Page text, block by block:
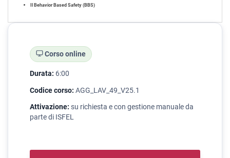
Il Behavior Based Safety (BBS)
Corso online
Durata: 6:00
Codice corso: AGG_LAV_49_V25.1
Attivazione: su richiesta e con gestione manuale da
parte di ISFEL